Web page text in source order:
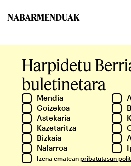
NABARMENDUAK
Harpidetu
buletinetara
Mendia
Goizekoa
Astekaria
Kazetaritza
Bizkaia
Nafarroa
Izena ematean pribatutasun